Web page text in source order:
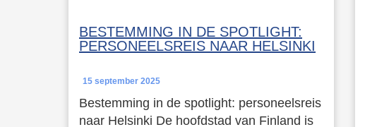
BESTEMMING IN DE SPOTLIGHT:
PERSONEELSREIS NAAR HELSINKI
15 september 2025
Bestemming in de spotlight: personeelsreis
naar Helsinki De hoofdstad van Finland is